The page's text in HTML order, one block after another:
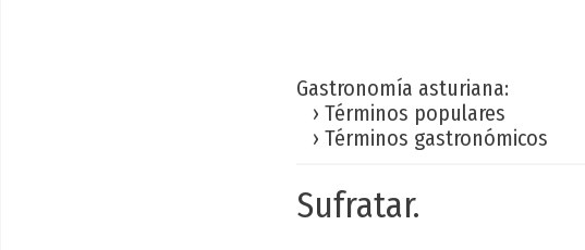
Gastronomía asturiana:
› Términos populares
› Términos gastronómicos
Sufratar.